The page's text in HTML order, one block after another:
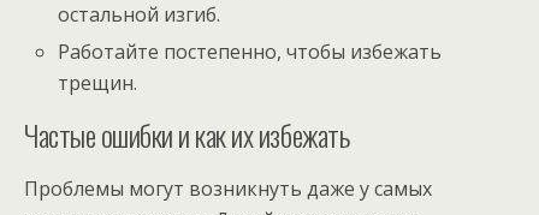
остальной изгиб.
Работайте постепенно, чтобы избежать
трещин.
Частые ошибки и как их избежать
Проблемы могут возникнуть даже у самых